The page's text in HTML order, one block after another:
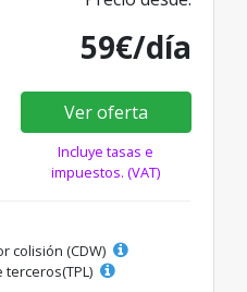
59€/día
Ver oferta
Incluye tasas e
impuestos. (VAT)
colisión (CDW)